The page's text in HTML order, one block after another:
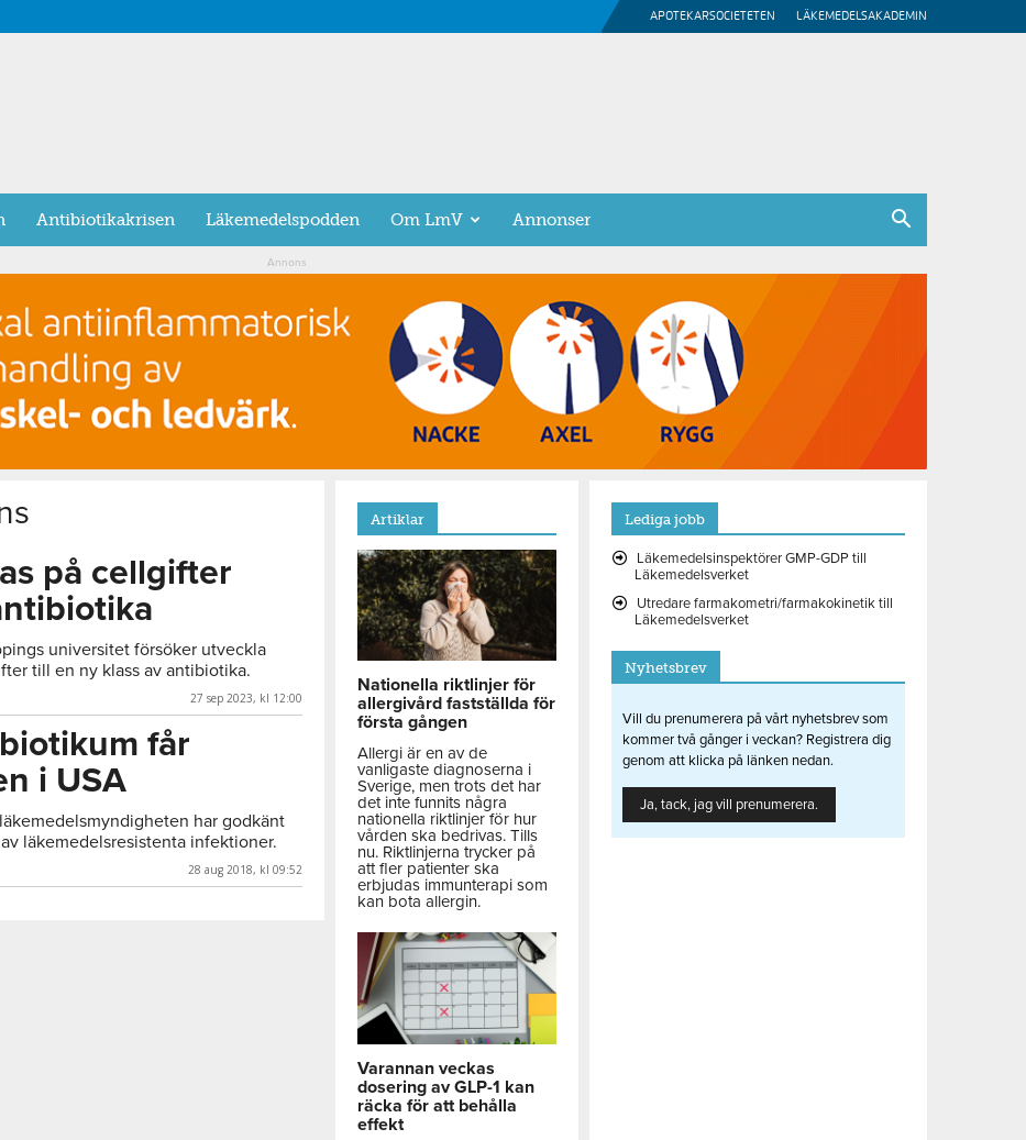
APOTEKARSOCIETETEN LÄKEMEDELSAKADEMIN
Antibiotikakrisen Läkemedelspodden Om LmV Annonser
Annons
på cellgifter
universitet försöker utveckla
till en ny klass av antibiotika.
27 sep 2023, kl 12:00
får
i USA
har godkänt
läkemedelsresistenta infektioner.
28 aug 2018, kl 09:52
Artiklar
Nationella riktlinjer för
allergivård fastställda för
första gången
Allergi är en av de
vanligaste diagnoserna i
Sverige, men trots det har
det inte funnits några
nationella riktlinjer för hur
vården ska bedrivas. Tills
nu. Riktlinjerna trycker på
att fler patienter ska
erbjudas immunterapi som
kan bota allergin.
Varannan veckas
dosering av GLP-1 kan
räcka för att behålla
effekt
Lediga jobb
Läkemedelsinspektörer GMP-GDP till
Läkemedelsverket
Utredare farmakometri/farmakokinetik till
Läkemedelsverket
Nyhetsbrev
Vill du prenumerera på vårt nyhetsbrev som
kommer två gånger i veckan? Registrera dig
genom att klicka på länken nedan.
Ja, tack, jag vill prenumerera.